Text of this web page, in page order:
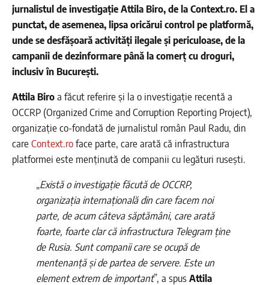
jurnalistul de investigație Attila Biro, de la Context.ro. El a
punctat, de asemenea, lipsa oricărui control pe platformă,
unde se desfășoară activități ilegale și periculoase, de la
campanii de dezinformare până la comerț cu droguri,
inclusiv în București.
Attila Biroa făcut referire și la o investigație recentă a
OCCRP (Organized Crime and Corruption Reporting Project),
organizație co-fondată de jurnalistul român Paul Radu, din
careContext.roface parte, care arată că infrastructura
platformei este menținută de companii cu legături rusești.
„Există o investigație făcută de OCCRP,
organizația internațională din care facem noi
parte, de acum câteva săptămâni, care arată
foarte, foarte clar că infrastructura Telegram ține
de Rusia. Sunt companii care se ocupă de
mentenanță și de partea de servere. Este un
element extrem de important”, a spusAttila